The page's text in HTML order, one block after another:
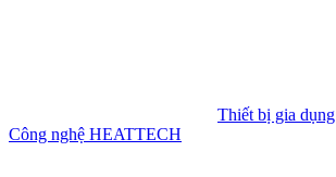
Thiết bị gia dụng
Công nghệ HEATTECH